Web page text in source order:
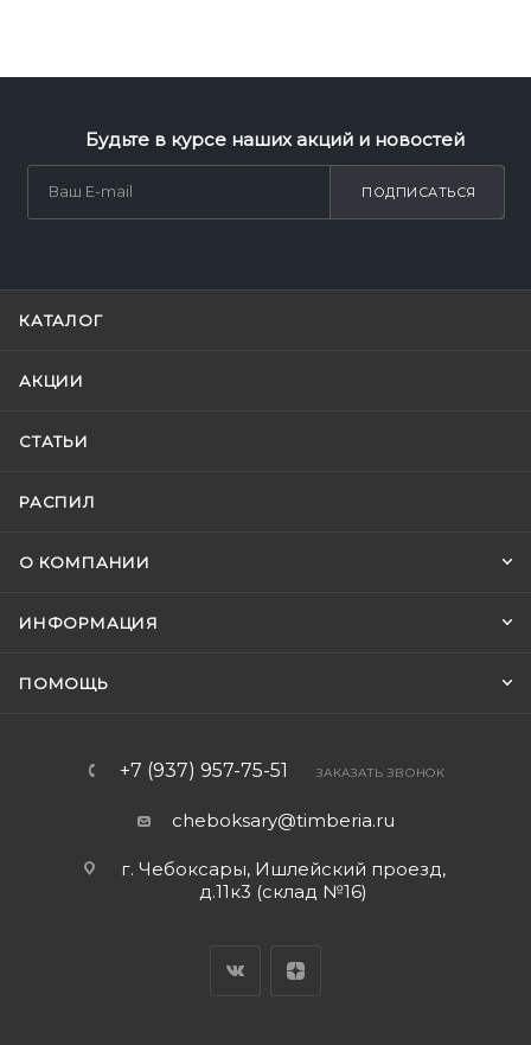
Будьте в курсе наших акций и новостей
ПОДПИСАТЬСЯ
КАТАЛОГ
АКЦИИ
СТАТЬИ
РАСПИЛ
О КОМПАНИИ
ИНФОРМАЦИЯ
ПОМОЩЬ
+7 (937) 957-75-51 ЗАКАЗАТЬ ЗВОНОК
cheboksary@timberia.ru
г. Чебоксары, Ишлейский проезд,
д.11к3 (склад №16)